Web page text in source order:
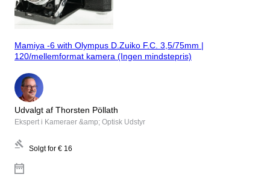
Mamiya -6 with Olympus D.Zuiko F.C. 3,5/75mm |
120/mellemformat kamera (Ingen mindstepris)
Udvalgt af Thorsten Pöllath
Ekspert i Kameraer &amp; Optisk Udstyr
Solgt for € 16